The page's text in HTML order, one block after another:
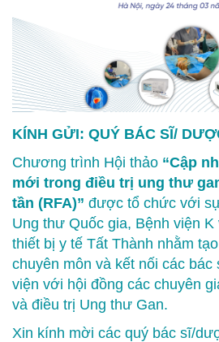
KÍNH GỬI: QUÝ BÁC SĨ/
Chương trình Hội thảo “Cập
mới trong điều trị ung thư
tần (RFA)” được tổ chức với
Ung thư Quốc gia, Bệnh viện K
thiết bị y tế Tất Thành nhằm
chuyên môn và kết nối các
viện với hội đồng các chuyên
và điều trị Ung thư Gan.
Xin kính mời các quý bác sĩ/